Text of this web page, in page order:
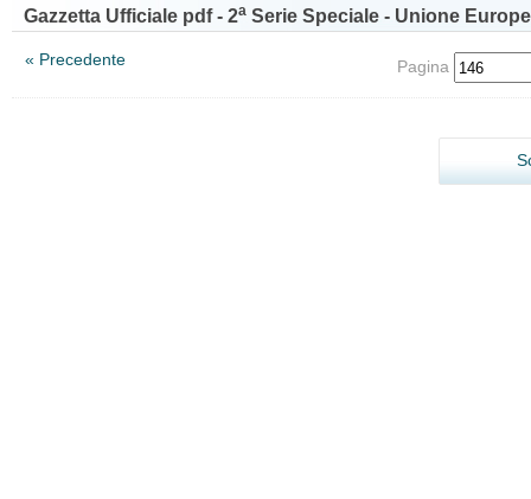
Gazzetta Ufficiale pdf - 2a Serie Speciale - Unione
« Precedente Pagina